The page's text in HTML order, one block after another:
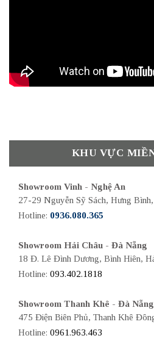
KHU VỰC
Showroom Vinh - Nghệ An
27-29 Nguyễn Sỹ Sách, Hưng
Hotline: 0936.080.365
Showroom Hải Châu - Đà Nẵng
18 Đ. Lê Đình Dương, Bình Hiên,
Hotline: 093.402.1818
Showroom Thanh Khê - Đà Nẵng
475 Điện Biên Phủ, Thanh Khê
Hotline: 0961.963.463